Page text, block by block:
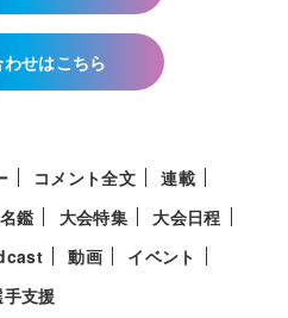
せはこちら
コメント全文
連載
鑑 大会特集
大会日程
動画
イベント
手支援